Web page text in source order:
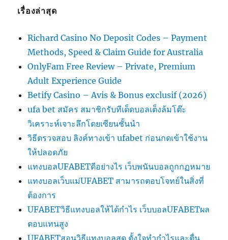
เรื่องล่าสุด
Richard Casino No Deposit Codes – Payment
Methods, Speed & Claim Guide for Australia
OnlyFam Free Review – Private, Premium
Adult Experience Guide
Betify Casino – Avis & Bonus exclusif (2026)
ufa bet สมัคร สมาชิกรับทีเด็ดบอลเต็งล้มโต๊ะ
วิเคราะห์เจาะลึกโดยเซียนชั้นนำ
วิธีตรวจสอบ ลิงค์ทางเข้า ufabet ก่อนกดเข้าใช้งาน
ให้ปลอดภัย
แทงบอลUFABETดีอย่างไร เว็บพนันบอลถูกกฏหมาย
แทงบอลเว็บแม่UFABET สามารถตอบโจทย์ในสิ่งที่
ต้องการ
UFABETวิธีแทงบอลให้ได้กำไร เว็บบอลUFABETผล
ตอบแทนสูง